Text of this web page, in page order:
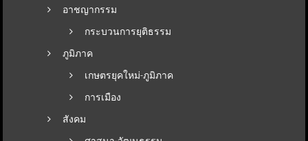
อาชญากรรม
กระบวนการยุติธรรม
ภูมิภาค
เกษตรยุคใหม่-ภูมิภาค
การเมือง
สังคม